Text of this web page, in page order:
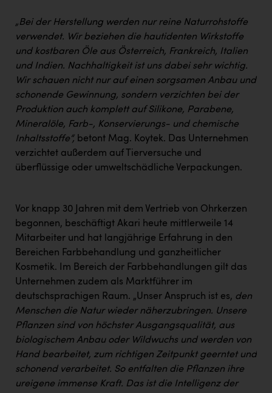
SCHMACHTL GmbH
Schwingshandl - automation technology gmbh
Seher + Partner
Smurfit Westrock Nettingsdorf
TCL
TGW Logistics
TRAILOMAT & Cycling Austria
Vier Diamanten
Vorlagenportal
Wirtschaftskammer OÖ
ZULuft - Zukunft Luft Austria
z.l.ö.
Österreichisches Hebammengremium
„Bei der Herstellung werden nur reine Naturrohstoffe
verwendet. Wir beziehen die hautidenten Wirkstoffe
und kostbaren Öle aus Österreich, Frankreich, Italien
und Indien. Nachhaltigkeit ist uns dabei sehr wichtig.
Wir schauen nicht nur auf einen sorgsamen Anbau und
schonende Gewinnung, sondern verzichten bei der
Produktion auch komplett auf Silikone, Parabene,
Mineralöle, Farb-, Konservierungs- und chemische
Inhaltsstoffe“, betont Mag. Koytek. Das Unternehmen
verzichtet außerdem auf Tierversuche und
überflüssige oder umweltschädliche Verpackungen.
Vor knapp 30 Jahren mit dem Vertrieb von Ohrkerzen
begonnen, beschäftigt Akari heute mittlerweile 14
Mitarbeiter und hat langjährige Erfahrung in den
Bereichen Farbbehandlung und ganzheitlicher
Kosmetik. Im Bereich der Farbbehandlungen gilt das
Unternehmen zudem als Marktführer im
deutschsprachigen Raum. „Unser Anspruch ist es, den
Menschen die Natur wieder näherzubringen. Unsere
Pflanzen sind von höchster Ausgangsqualität, aus
biologischem Anbau oder Wildwuchs und werden von
Hand bearbeitet, zum richtigen Zeitpunkt geerntet und
schonend verarbeitet. So entfalten die Pflanzen ihre
ureigene immense Kraft. Das ist die Intelligenz der